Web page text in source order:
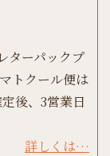
ターパックプ
トクール便は
後、3営業日
詳しくは…